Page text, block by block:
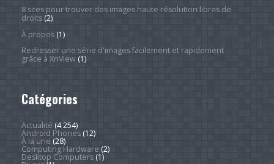
8 sites pour trouver des images haute résolution libres de
droits(2)
À propos(1)
Redresser une série d'images facilement et rapidement
grâce à XnView(1)
Catégories
Actualité (4 254)
Android Phones(12)
À la une (28)
Computing Hardware (2)
Desktop Computers(1)